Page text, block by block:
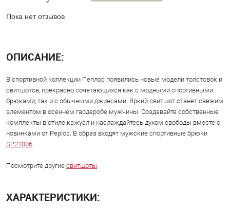
Пока нет отзывов
ОПИСАНИЕ:
В спортивной коллекции Пеплос появились новые модели толстовок и
свитшотов, прекрасно сочетающихся как с модными спортивными
брюками, так и с обычными джинсами. Яркий свитшот станет свежим
элементом в осеннем гардеробе мужчины. Создавайте собственные
комплекты в стиле кэжуал и наслаждайтесь духом свободы вместе с
новинками от Peplos. В образ входят мужские спортивные брюки
SP21006.
Посмотрите другие свитшоты.
ХАРАКТЕРИСТИКИ: